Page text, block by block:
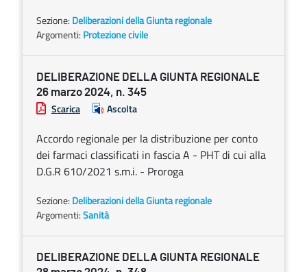
Sezione: Deliberazioni della Giunta regionale
Argomenti: Protezione civile
DELIBERAZIONE DELLA GIUNTA REGIONALE
26 marzo 2024, n. 345
Scarica Ascolta
Accordo regionale per la distribuzione per conto
dei farmaci classificati in fascia A - PHT di cui alla
D.G.R 610/2021 s.m.i. - Proroga
Sezione: Deliberazioni della Giunta regionale
Argomenti:Sanità
DELIBERAZIONE DELLA GIUNTA REGIONALE